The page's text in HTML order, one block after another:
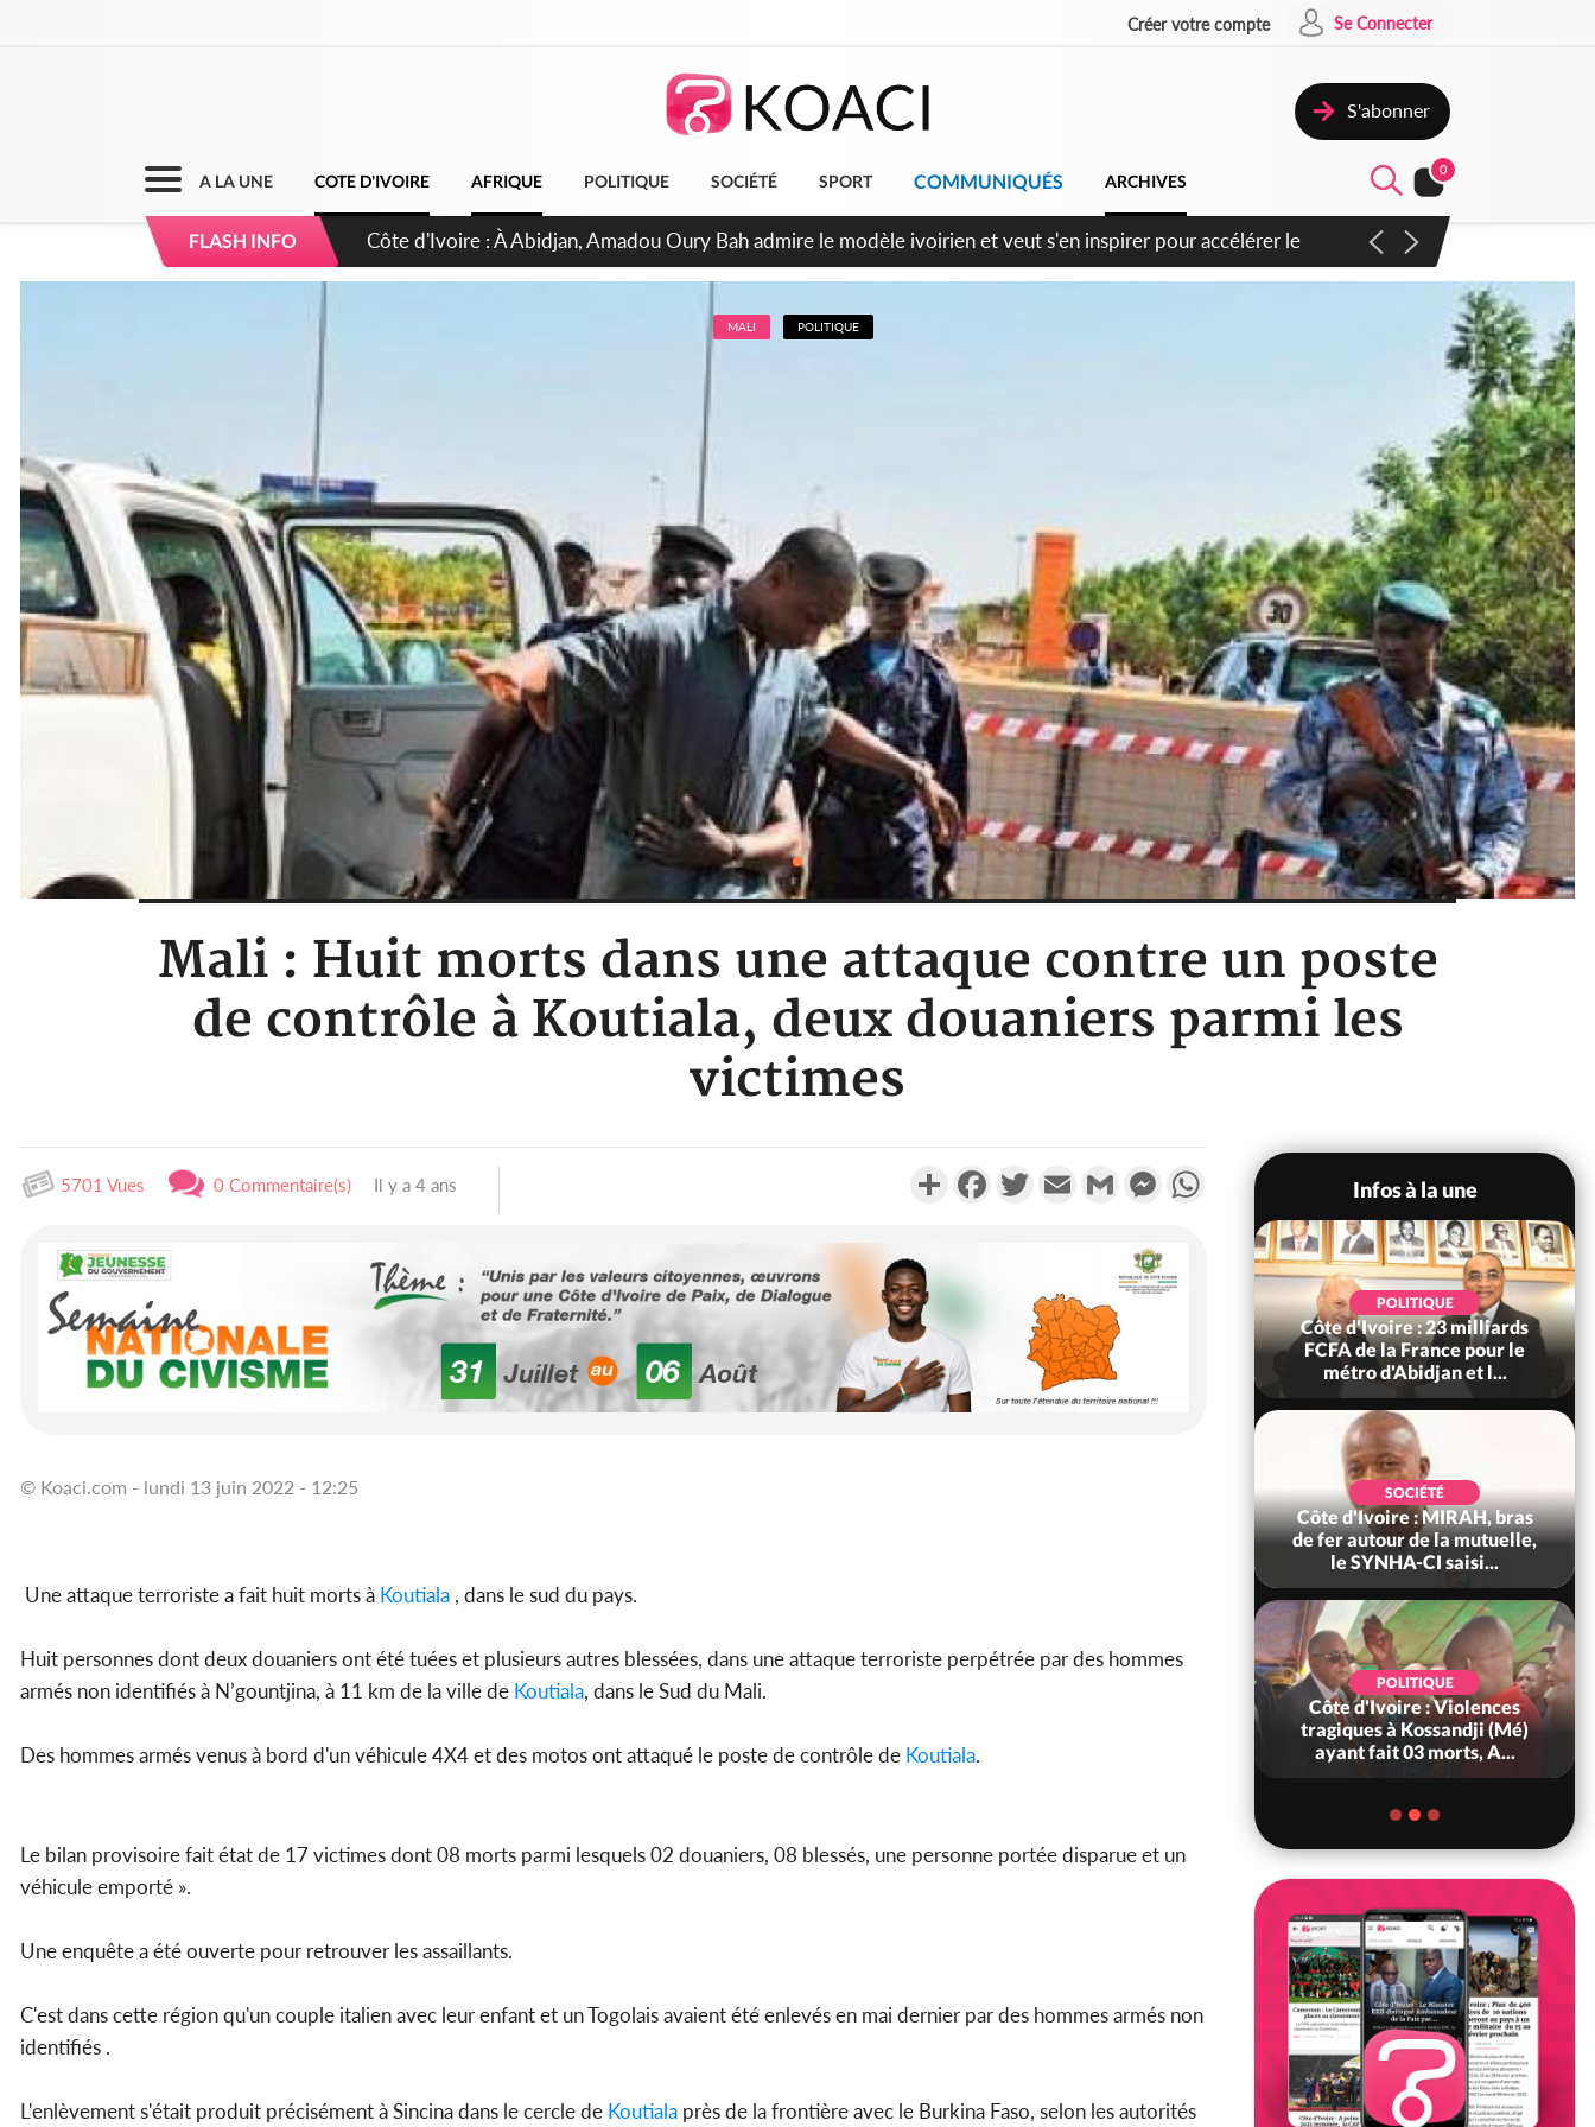
Créer votre compte Se Connecter
S'abonner
A LA UNE COTE D'IVOIRE AFRIQUE POLITIQUE SOCIÉTÉ SPORT COMMUNIQUÉS ARCHIVES
0
FLASH INFO
Côte d'Ivoire : 23 milliards FCFA de la France pour le métro d'Abidjan et les Agoras : un nouveau coup
d'accélérateur aux projets structurants
MALI POLITIQUE
Mali : Huit morts dans une attaque contre un poste
de contrôle à Koutiala, deux douaniers parmi les
victimes
5701 Vues 0 Commentaire(s) Il y a 4 ans PartagerFacebookTwitterEmail Gmail MessengerWhatsApp
© Koaci.com - lundi 13 juin 2022 - 12:25
Une attaque terroriste a fait huit morts à Koutiala , dans le sud du pays.
Huit personnes dont deux douaniers ont été tuées et plusieurs autres blessées, dans une attaque terroriste perpétrée par des hommes
armés non identifiés à N’gountjina, à 11 km de la ville de Koutiala, dans le Sud du Mali.
Des hommes armés venus à bord d'un véhicule 4X4 et des motos ont attaqué le poste de contrôle de Koutiala.
Le bilan provisoire fait état de 17 victimes dont 08 morts parmi lesquels 02 douaniers, 08 blessés, une personne portée disparue et un
véhicule emporté ».
Une enquête a été ouverte pour retrouver les assaillants.
C'est dans cette région qu'un couple italien avec leur enfant et un Togolais avaient été enlevés en mai dernier par des hommes armés non
identifiés .
L'enlèvement s'était produit précisément à Sincina dans le cercle de Koutiala près de la frontière avec le Burkina Faso, selon les autorités
Infos à la une
POLITIQUE
Côte d'Ivoire : Décrispation ?
Mamadou Traoré ex
conseiller de Soro a recou...
POLITIQUE
Côte d'Ivoire : 23 milliards
FCFA de la France pour le
métro d'Abidjan et l...
SOCIÉTÉ
Côte d'Ivoire : MIRAH, bras
de fer autour de la mutuelle,
le SYNHA-CI saisi...
POLITIQUE
Côte d'Ivoire : Violences
tragiques à Kossandji (Mé)
ayant fait 03 morts, A...